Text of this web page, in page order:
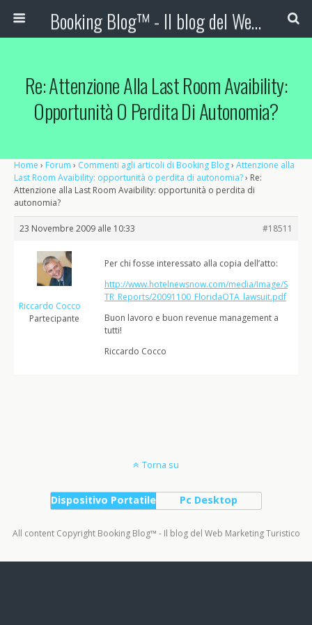
Booking Blog™ - Il blog del Web Marketing Turistico
Re: Attenzione Alla Last Room Avaibility:
Opportunità O Perdita Di Autonomia?
Home › Forum › Commenti agli articoli di Booking Blog› Attenzione alla
Last Room Avaibility: opportunità o perdita di autonomia?› Re:
Attenzione alla Last Room Avaibility: opportunità o perdita di
autonomia?
23 Novembre 2009 alle 10:33 #18511
Riccardo Cocco
Partecipante
Per chi fosse interessato alla copia dell’atto:
http://www.hotelnewsnow.com/media/Image/S
TR_Reports/20091100_FloridaOTA_lawsuit.pdf
Buon lavoro e buon revenue management a
tutti!
Riccardo Cocco
Torna su
Dispositivo Portatile Pc Desktop
All content Copyright Booking Blog™ - Il blog del Web Marketing Turistico